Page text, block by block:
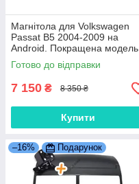
Магнітола для Volkswagen
Passat B5 2004-2009 на
Android. Покращена модель
(2+64 ГБ)
Готово до відправки
7 150 ₴ 8 350 ₴
Купити
–16% Подарунок